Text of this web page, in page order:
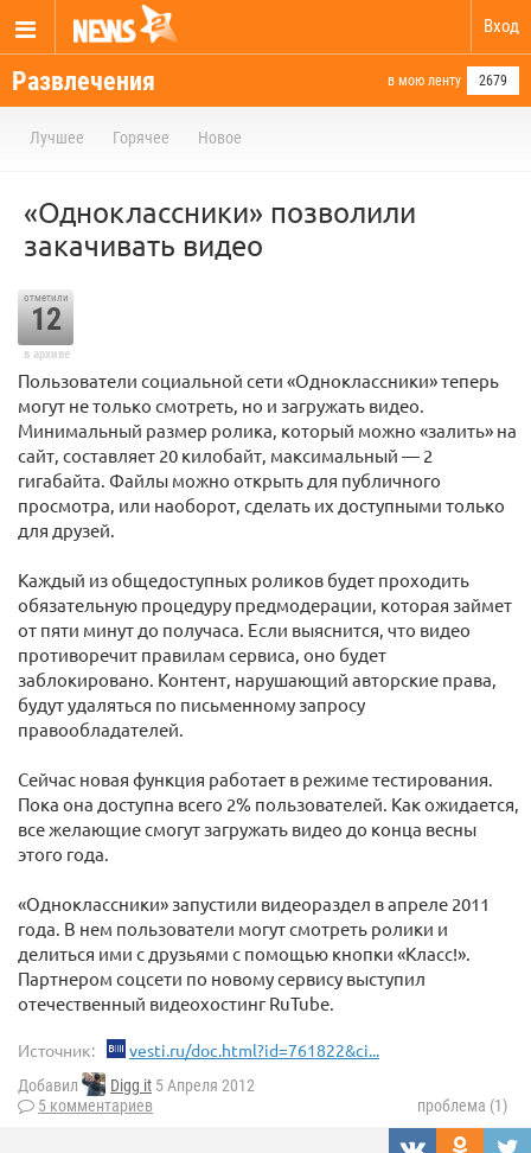
Вход
Развлечения в мою ленту 2679
Лучшее Горячее Новое
«Одноклассники» позволили
закачивать видео
отметили
12
в архиве
Пользователи социальной сети «Одноклассники» теперь
могут не только смотреть, но и загружать видео.
Минимальный размер ролика, который можно «залить» на
сайт, составляет 20 килобайт, максимальный — 2
гигабайта. Файлы можно открыть для публичного
просмотра, или наоборот, сделать их доступными только
для друзей.
Каждый из общедоступных роликов будет проходить
обязательную процедуру предмодерации, которая займет
от пяти минут до получаса. Если выяснится, что видео
противоречит правилам сервиса, оно будет
заблокировано. Контент, нарушающий авторские права,
будут удаляться по письменному запросу
правообладателей.
Сейчас новая функция работает в режиме тестирования.
Пока она доступна всего 2% пользователей. Как ожидается,
все желающие смогут загружать видео до конца весны
этого года.
«Одноклассники» запустили видеораздел в апреле 2011
года. В нем пользователи могут смотреть ролики и
делиться ими с друзьями с помощью кнопки «Класс!».
Партнером соцсети по новому сервису выступил
отечественный видеохостинг RuTube.
Источник: vesti.ru/doc.html?id=761822&ci...
Добавил Digg it 5 Апреля 2012
5 комментариев
проблема (1)